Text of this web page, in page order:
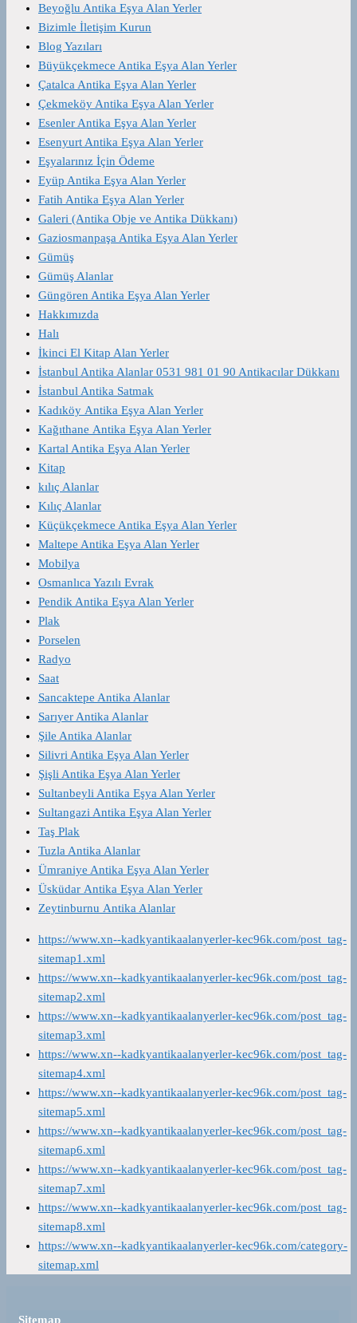
Beyoğlu Antika Eşya Alan Yerler
Bizimle İletişim Kurun
Blog Yazıları
Büyükçekmece Antika Eşya Alan Yerler
Çatalca Antika Eşya Alan Yerler
Çekmeköy Antika Eşya Alan Yerler
Esenler Antika Eşya Alan Yerler
Esenyurt Antika Eşya Alan Yerler
Eşyalarınız İçin Ödeme
Eyüp Antika Eşya Alan Yerler
Fatih Antika Eşya Alan Yerler
Galeri (Antika Obje ve Antika Dükkanı)
Gaziosmanpaşa Antika Eşya Alan Yerler
Gümüş
Gümüş Alanlar
Güngören Antika Eşya Alan Yerler
Hakkımızda
Halı
İkinci El Kitap Alan Yerler
İstanbul Antika Alanlar 0531 981 01 90 Antikacılar Dükkanı
İstanbul Antika Satmak
Kadıköy Antika Eşya Alan Yerler
Kağıthane Antika Eşya Alan Yerler
Kartal Antika Eşya Alan Yerler
Kitap
kılıç Alanlar
Kılıç Alanlar
Küçükçekmece Antika Eşya Alan Yerler
Maltepe Antika Eşya Alan Yerler
Mobilya
Osmanlıca Yazılı Evrak
Pendik Antika Eşya Alan Yerler
Plak
Porselen
Radyo
Saat
Sancaktepe Antika Alanlar
Sarıyer Antika Alanlar
Şile Antika Alanlar
Silivri Antika Eşya Alan Yerler
Şişli Antika Eşya Alan Yerler
Sultanbeyli Antika Eşya Alan Yerler
Sultangazi Antika Eşya Alan Yerler
Taş Plak
Tuzla Antika Alanlar
Ümraniye Antika Eşya Alan Yerler
Üsküdar Antika Eşya Alan Yerler
Zeytinburnu Antika Alanlar
https://www.xn--kadkyantikaalanyerler-kec96k.com/post_tag-
sitemap1.xml
https://www.xn--kadkyantikaalanyerler-kec96k.com/post_tag-
sitemap2.xml
https://www.xn--kadkyantikaalanyerler-kec96k.com/post_tag-
sitemap3.xml
https://www.xn--kadkyantikaalanyerler-kec96k.com/post_tag-
sitemap4.xml
https://www.xn--kadkyantikaalanyerler-kec96k.com/post_tag-
sitemap5.xml
https://www.xn--kadkyantikaalanyerler-kec96k.com/post_tag-
sitemap6.xml
https://www.xn--kadkyantikaalanyerler-kec96k.com/post_tag-
sitemap7.xml
https://www.xn--kadkyantikaalanyerler-kec96k.com/post_tag-
sitemap8.xml
https://www.xn--kadkyantikaalanyerler-kec96k.com/category-
sitemap.xml
Sitemap